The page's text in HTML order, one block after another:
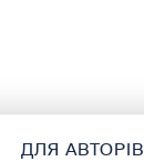
ДЛЯ АВТОРІВ